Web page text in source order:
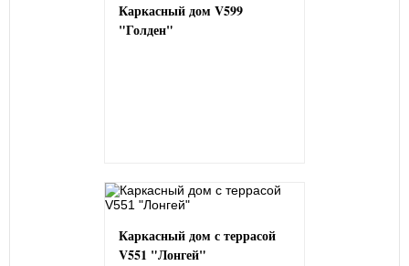
Каркасный дом V599
"Голден"
Каркасный дом с террасой
V551 "Лонгей"